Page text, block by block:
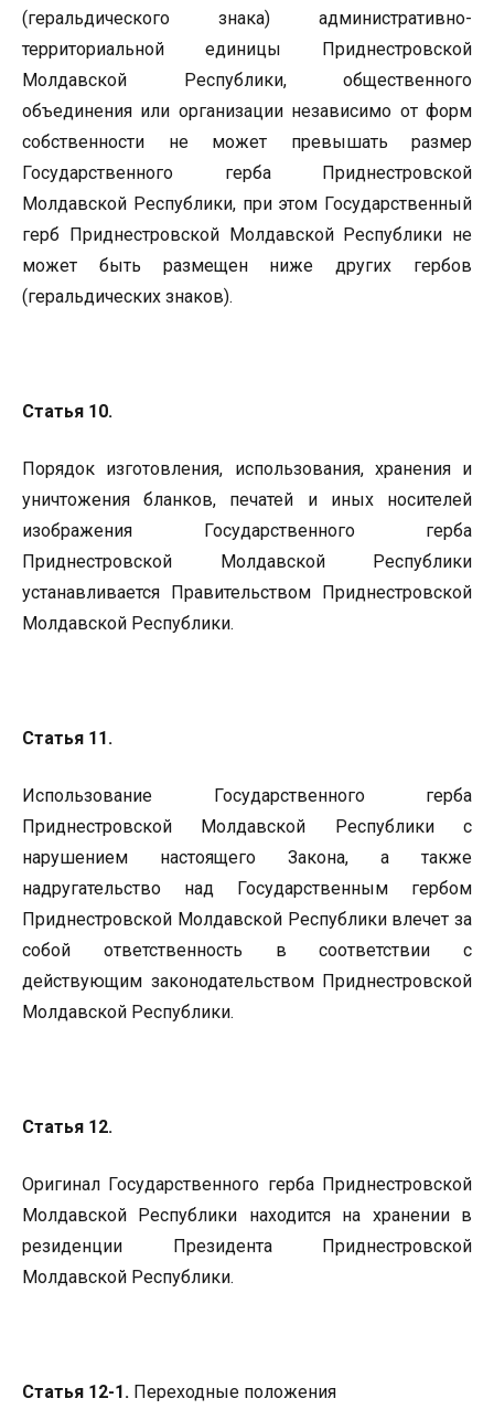
(геральдического знака) административно-
территориальной единицы Приднестровской
Молдавской Республики, общественного
объединения или организации независимо от форм
собственности не может превышать размер
Государственного герба Приднестровской
Молдавской Республики, при этом Государственный
герб Приднестровской Молдавской Республики не
может быть размещен ниже других гербов
(геральдических знаков).
Статья 10.
Порядок изготовления, использования, хранения и
уничтожения бланков, печатей и иных носителей
изображения Государственного герба
Приднестровской Молдавской Республики
устанавливается Правительством Приднестровской
Молдавской Республики.
Статья 11.
Использование Государственного герба
Приднестровской Молдавской Республики с
нарушением настоящего Закона, а также
надругательство над Государственным гербом
Приднестровской Молдавской Республики влечет за
собой ответственность в соответствии с
действующим законодательством Приднестровской
Молдавской Республики.
Статья 12.
Оригинал Государственного герба Приднестровской
Молдавской Республики находится на хранении в
резиденции Президента Приднестровской
Молдавской Республики.
Статья 12-1. Переходные положения